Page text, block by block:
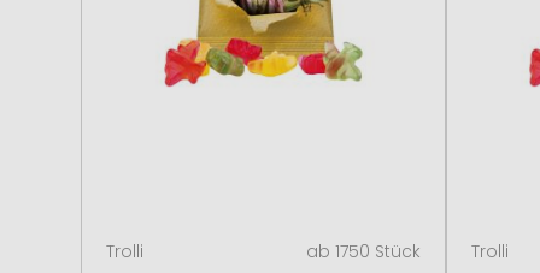
Trolli ab 1750 Stück Trolli